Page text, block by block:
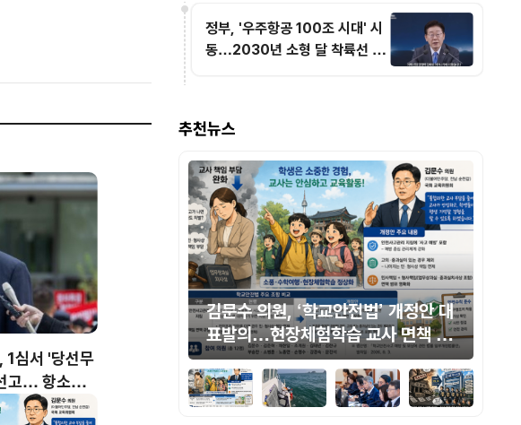
1심서 '당선무
고… 항소심
정부, '우주항공 100조 시대' 시
동…2030년 소형 달 착륙선 발
추천뉴스
교안전법’ 개정안 대
험학습 교사 면책 범
통영해경, 거제 함목해수욕장 인근
해상서 표류자 4명 잇따라 구조